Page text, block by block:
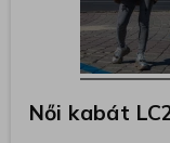
Női kabát